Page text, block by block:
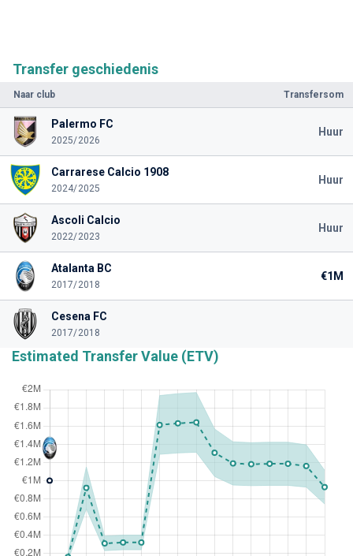
Transfer geschiedenis
Naar club Transfersom
Palermo FC
2025/2026
Huur
Carrarese Calcio 1908
2024/2025
Huur
Ascoli Calcio
2022/2023
Huur
Atalanta BC
2017/2018
€1M
Cesena FC
2017/2018
Estimated Transfer Value (ETV)